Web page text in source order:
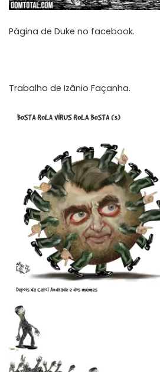
Página de Duke no facebook.
Trabalho de Izânio Façanha.